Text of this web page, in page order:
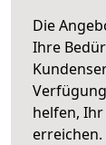
Die
Ihre
helfen, Ihr
erreichen.